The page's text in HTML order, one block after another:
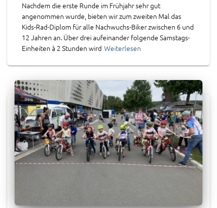
Nachdem die erste Runde im Frühjahr sehr gut
angenommen wurde, bieten wir zum zweiten Mal das
Kids-Rad-Diplom für alle Nachwuchs-Biker zwischen 6 und
12 Jahren an. Über drei aufeinander folgende Samstags-
Einheiten à 2 Stunden wird Weiterlesen